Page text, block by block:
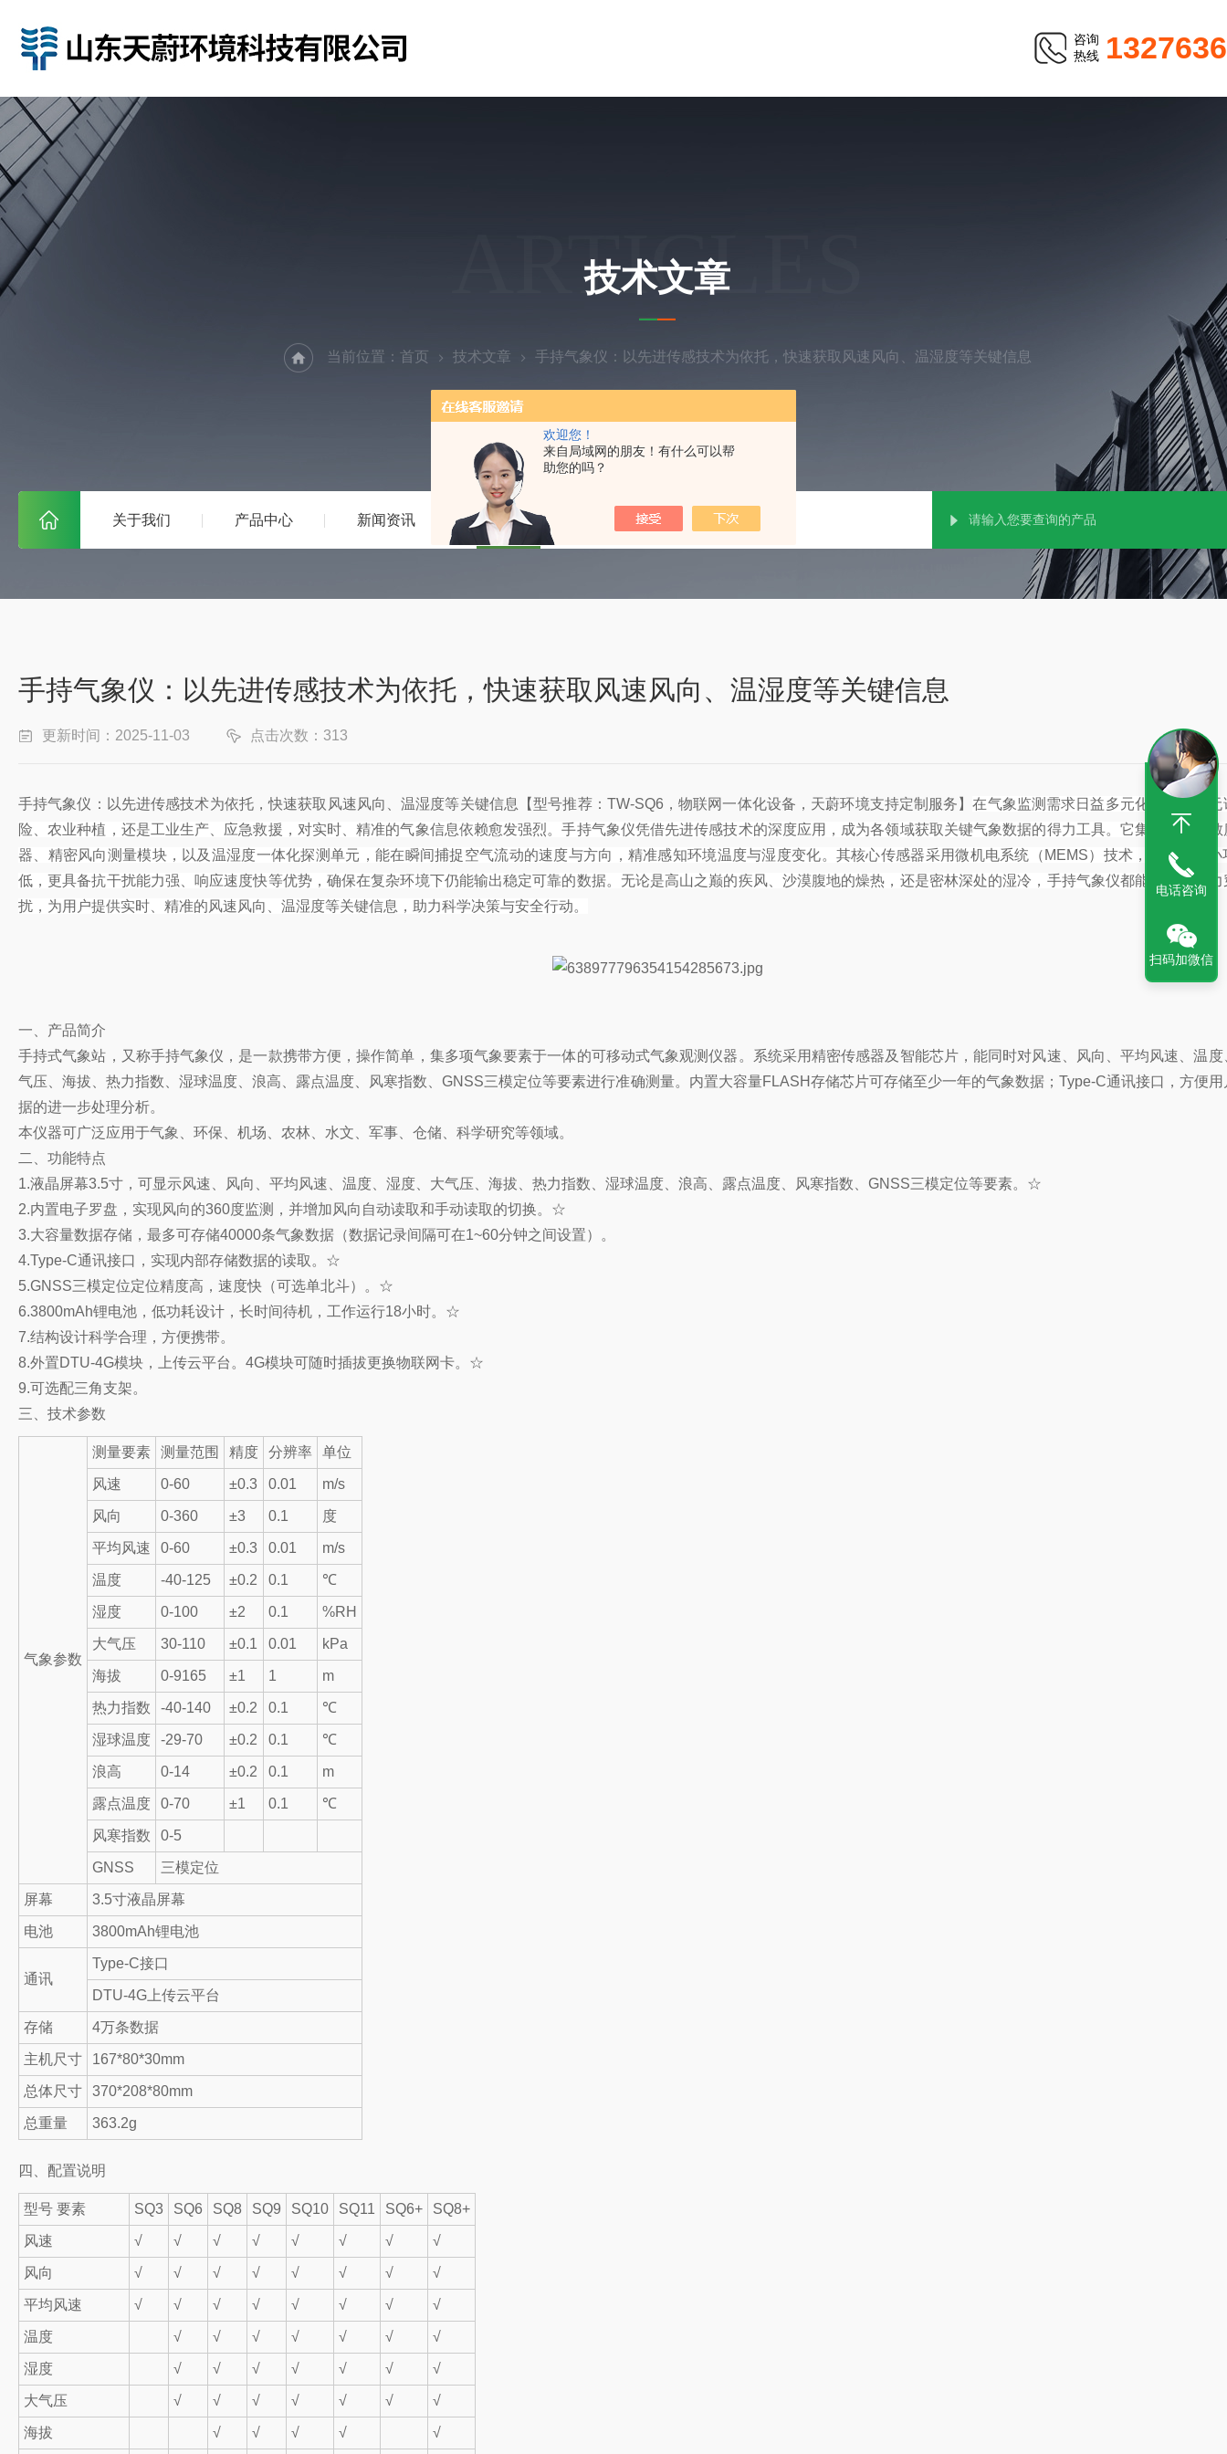
欢迎您！
来自局域网的朋友！有什么可以帮
助您的吗？
咨询
热线
关于我们 产品中心 新闻资讯 技术文章 在线留言 联系我们
ARTICLES
技术文章
当前位置： 首页 技术文章 手持气象仪：以先进传感技术为依托，快速获取风速风向、温湿度等关键信息
手持气象仪：以先进传感技术为依托，快速获取风速风向、温湿度等关键信息
更新时间：2025-11-03 点击次数：313
手持气象仪：以先进传感技术为依托，快速获取风速风向、温湿度等关键信息【型号推荐：TW-SQ6，物联网一体化设备，天蔚环境支持定制服务】在气象监测需求日益多元化的今天，无
险、农业种植，还是工业生产、应急救援，对实时、精准的气象信息依赖愈发强烈。手持气象仪凭借先进传感技术的深度应用，成为各领域获取关键气象数据的得力工具。它集成了高灵
器、精密风向测量模块，以及温湿度一体化探测单元，能在瞬间捕捉空气流动的速度与方向，精准感知环境温度与湿度变化。其核心传感器采用微机电系统（MEMS）技术，不仅体积小
低，更具备抗干扰能力强、响应速度快等优势，确保在复杂环境下仍能输出稳定可靠的数据。无论是高山之巅的疾风、沙漠腹地的燥热，还是密林深处的湿冷，手持气象仪都能以科技之力
扰，为用户提供实时、精准的风速风向、温湿度等关键信息，助力科学决策与安全行动。
一、产品简介
手持式气象站，又称手持气象仪，是一款携带方便，操作简单，集多项气象要素于一体的可移动式气象观测仪器。系统采用精密传感器及智能芯片，能同时对风速、风向、平均风速、温度
气压、海拔、热力指数、湿球温度、浪高、露点温度、风寒指数、GNSS三模定位等要素进行准确测量。内置大容量FLASH存储芯片可存储至少一年的气象数据；Type-C通讯接口，方便
据的进一步处理分析。
本仪器可广泛应用于气象、环保、机场、农林、水文、军事、仓储、科学研究等领域。
二、功能特点
1.液晶屏幕3.5寸，可显示风速、风向、平均风速、温度、湿度、大气压、海拔、热力指数、湿球温度、浪高、露点温度、风寒指数、GNSS三模定位等要素。☆
2.内置电子罗盘，实现风向的360度监测，并增加风向自动读取和手动读取的切换。☆
3.大容量数据存储，最多可存储40000条气象数据（数据记录间隔可在1~60分钟之间设置）。
4.Type-C通讯接口，实现内部存储数据的读取。☆
5.GNSS三模定位定位精度高，速度快（可选单北斗）。☆
6.3800mAh锂电池，低功耗设计，长时间待机，工作运行18小时。☆
7.结构设计科学合理，方便携带。
8.外置DTU-4G模块，上传云平台。4G模块可随时插拔更换物联网卡。☆
9.可选配三角支架。
三、技术参数
气象参数
测量要素 测量范围 精度 分辨率 单位
风速 0-60 ±0.3 0.01 m/s
风向 0-360 ±3 0.1 度
平均风速 0-60 ±0.3 0.01 m/s
温度 -40-125 ±0.2 0.1 ℃
湿度 0-100 ±2 0.1 %RH
大气压 30-110 ±0.1 0.01 kPa
海拔 0-9165 ±1 1 m
热力指数 -40-140 ±0.2 0.1 ℃
湿球温度 -29-70 ±0.2 0.1 ℃
浪高 0-14 ±0.2 0.1 m
露点温度 0-70 ±1 0.1 ℃
风寒指数 0-5
GNSS 三模定位
屏幕 3.5寸液晶屏幕
电池 3800mAh锂电池
通讯
Type-C接口
DTU-4G上传云平台
存储 4万条数据
主机尺寸 167*80*30mm
总体尺寸 370*208*80mm
总重量 363.2g
四、配置说明
型号 要素 SQ3 SQ6 SQ8 SQ9 SQ10 SQ11 SQ6+ SQ8+
风速 √ √ √ √ √ √ √ √
风向 √ √ √ √ √ √ √ √
平均风速 √ √ √ √ √ √ √ √
温度 √ √ √ √ √ √ √
湿度 √ √ √ √ √ √ √
大气压 √ √ √ √ √ √ √
海拔 √ √ √ √ √
电话咨询
扫码加微信